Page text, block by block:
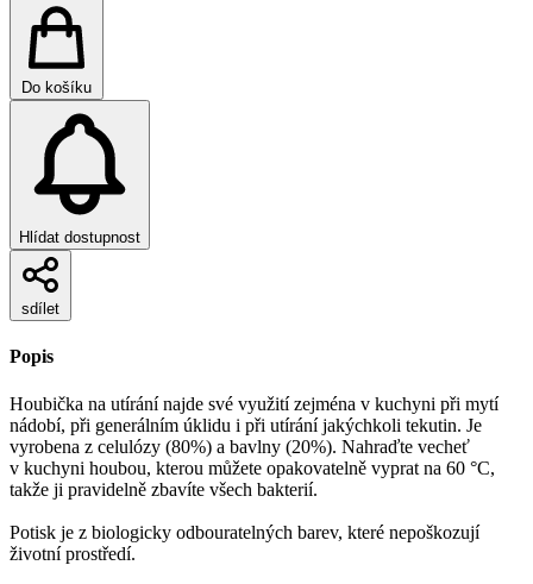
Do košíku
Hlídat dostupnost
sdílet
Popis
Houbička na utírání najde své využití zejména v kuchyni při mytí
nádobí, při generálním úklidu i při utírání jakýchkoli tekutin. Je
vyrobena z celulózy (80%) a bavlny (20%). Nahraďte vecheť
v kuchyni houbou, kterou můžete opakovatelně vyprat na 60 °C,
takže ji pravidelně zbavíte všech bakterií.
Potisk je z biologicky odbouratelných barev, které nepoškozují
životní prostředí.